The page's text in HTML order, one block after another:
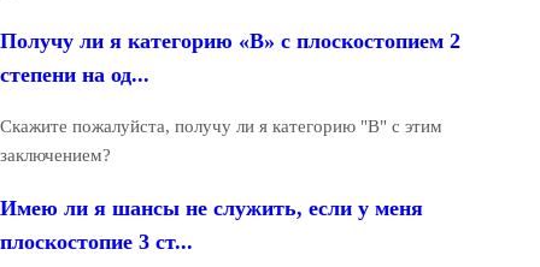
Получу ли я категорию «В» с плоскостопием 2
степени на од...
Скажите пожалуйста, получу ли я категорию "В" с этим
заключением?
Имею ли я шансы не служить, если у меня
плоскостопие 3 ст...